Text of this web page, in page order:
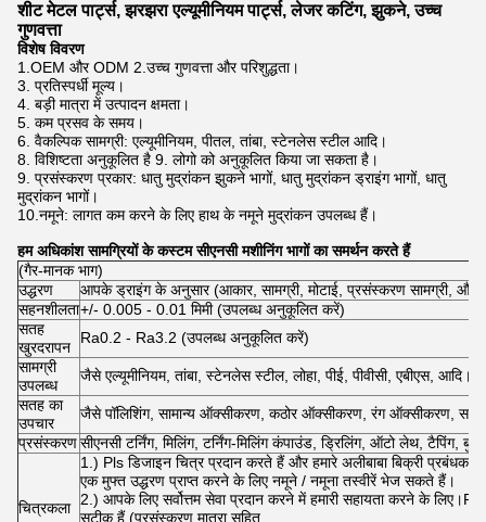
शीट मेटल पार्ट्स, झरझरा एल्यूमीनियम पार्ट्स, लेजर कटिंग, झुकने, उच्च
गुणवत्ता
विशेष विवरण
1.OEM और ODM 2.उच्च गुणवत्ता और परिशुद्धता।
3. प्रतिस्पर्धी मूल्य।
4. बड़ी मात्रा में उत्पादन क्षमता।
5. कम प्रसव के समय।
6. वैकल्पिक सामग्री: एल्यूमीनियम, पीतल, तांबा, स्टेनलेस स्टील आदि।
8. विशिष्टता अनुकूलित है 9. लोगो को अनुकूलित किया जा सकता है।
9. प्रसंस्करण प्रकार: धातु मुद्रांकन झुकने भागों, धातु मुद्रांकन ड्राइंग भागों, धातु
मुद्रांकन भागों।
10.नमूने: लागत कम करने के लिए हाथ के नमूने मुद्रांकन उपलब्ध हैं।
हम अधिकांश सामग्रियों के कस्टम सीएनसी मशीनिंग भागों का समर्थन करते हैं
(गैर-मानक भाग)
उद्धरण
आपके ड्राइंग के अनुसार (आकार, सामग्री, मोटाई, प्रसंस्करण सामग्री,
सहनशीलता+/- 0.005 - 0.01 मिमी (उपलब्ध अनुकूलित करें)
सतह
खुरदरापन
Ra0.2 - Ra3.2 (उपलब्ध अनुकूलित करें)
सामग्री
उपलब्ध
जैसे एल्यूमीनियम, तांबा, स्टेनलेस स्टील, लोहा, पीई, पीवीसी, एबीएस, आदि।
सतह का
उपचार
जैसे पॉलिशिंग, सामान्य ऑक्सीकरण, कठोर ऑक्सीकरण, रंग ऑक्सीकरण,
प्रसंस्करणसीएनसी टर्निंग, मिलिंग, टर्निंग-मिलिंग कंपाउंड, ड्रिलिंग, ऑटो लेथ, टैपिंग,
चित्रकला
1.) Pls डिजाइन चित्र प्रदान करते हैं और हमारे अलीबाबा बिक्री प्रबंधक
एक मुफ्त उद्धरण प्राप्त करने के लिए नमूने / नमूना तस्वीरें भेज सकते हैं।
2.) आपके लिए सर्वोत्तम सेवा प्रदान करने में हमारी सहायता करने के
सटीक हैं (प्रसंस्करण मात्रा सहित,